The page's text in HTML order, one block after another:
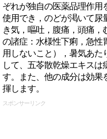
ぞれが独自の医薬品理作用
使用でき，のどが渇いて尿
き気，嘔吐，腹痛，頭痛，
の諸症：水様性下痢，急性
用しないこと），暑気あた
して、五苓散乾燥エキスは
す。また、他の成分は効果
揮します。
スポンサーリンク